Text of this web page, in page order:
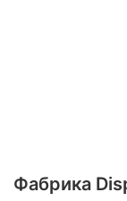
Фабрика